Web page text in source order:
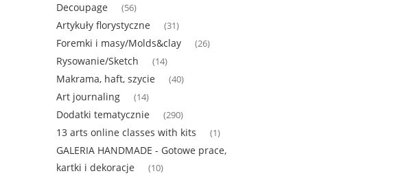
Decoupage (56)
Artykuły florystyczne (31)
Foremki i masy/Molds&clay (26)
Rysowanie/Sketch (14)
Makrama, haft, szycie (40)
Art journaling (14)
Dodatki tematycznie (290)
13 arts online classes with kits (1)
GALERIA HANDMADE - Gotowe prace,
kartki i dekoracje
(10)